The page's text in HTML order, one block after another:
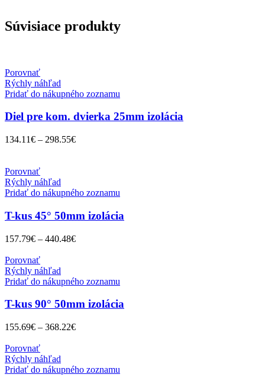
Súvisiace produkty
Porovnať
Rýchly náhľad
Pridať do nákupného zoznamu
Diel pre kom. dvierka 25mm izolácia
134.11€ – 298.55€
Porovnať
Rýchly náhľad
Pridať do nákupného zoznamu
T-kus 45° 50mm izolácia
157.79€ – 440.48€
Porovnať
Rýchly náhľad
Pridať do nákupného zoznamu
T-kus 90° 50mm izolácia
155.69€ – 368.22€
Porovnať
Rýchly náhľad
Pridať do nákupného zoznamu